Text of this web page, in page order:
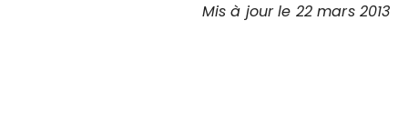
Mis à jour le 22 mars 2013